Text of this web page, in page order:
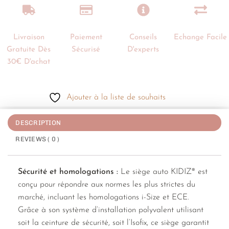
Livraison
Gratuite Dès
30€ D'achat
Paiement
Sécurisé
Conseils
D'experts
Echange Facile
Ajouter à la liste de souhaits
DESCRIPTION
REVIEWS ( 0 )
Sécurité et homologations : Le siège auto KIDIZ® est
conçu pour répondre aux normes les plus strictes du
marché, incluant les homologations i-Size et ECE.
Grâce à son système d’installation polyvalent utilisant
soit la ceinture de sécurité, soit l’Isofix, ce siège garantit